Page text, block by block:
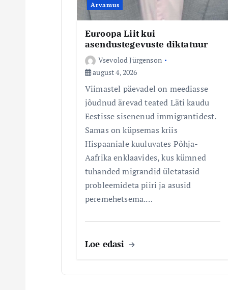
Arvamus
Euroopa Liit kui
asendustegevuste diktatuur
Vsevolod Jürgenson
august 4, 2026
Viimastel päevadel on meediasse
jõudnud ärevad teated Läti kaudu
Eestisse sisenenud immigrantidest.
Samas on küpsemas kriis
Hispaaniale kuuluvates Põhja-
Aafrika enklaavides, kus kümned
tuhanded migrandid ületatasid
probleemideta piiri ja asusid
peremehetsema.…
Loe edasi